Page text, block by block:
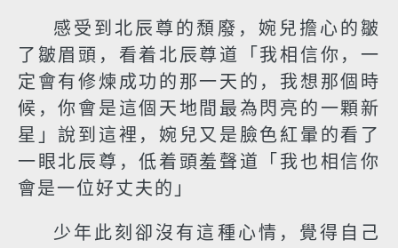
感受到北辰尊的頹廢，婉兒擔心的皺
了皺眉頭，看着北辰尊道「我相信你，一
定會有修煉成功的那一天的，我想那個時
候，你會是這個天地間最為閃亮的一顆新
星」說到這裡，婉兒又是臉色紅暈的看了
一眼北辰尊，低着頭羞聲道「我也相信你
會是一位好丈夫的」
少年此刻卻沒有這種心情，覺得自己